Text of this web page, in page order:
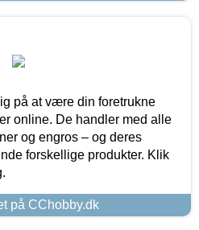
på at være din foretrukne
online. De handler med alle
og engros – og deres
forskellige produkter. Klik
på CChobby.dk